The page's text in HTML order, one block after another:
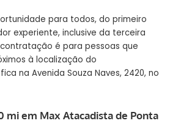
para todos, do primeiro
experiente, inclusive da terceira
é para pessoas que
à localização do
na Avenida Souza Naves, 2420, no
mi em Max Atacadista de Ponta